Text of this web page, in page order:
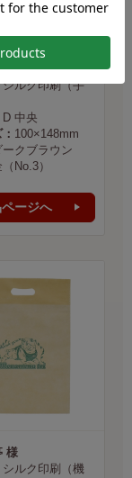
Tre Leaf Tokyo（トレリーフ東京） 様
シルク印刷（手
D 中央
100×148mm
ークブラウン
No.3）
ージへ
様
シルク印刷（機